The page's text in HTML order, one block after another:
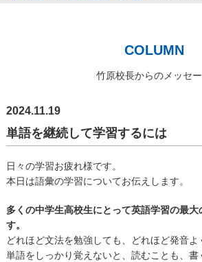
COLUMN
竹原校長からのメッセ
2024.11.19
単語を継続して学習するには
日々の学習お疲れ様です。
本日は語彙の学習についてお伝えします。
多くの中学生高校生にとって英語学習の最
す。
どれほど文法を勉強しても、どれほど発音よ
単語をしっかり覚えないと、読むことも、書